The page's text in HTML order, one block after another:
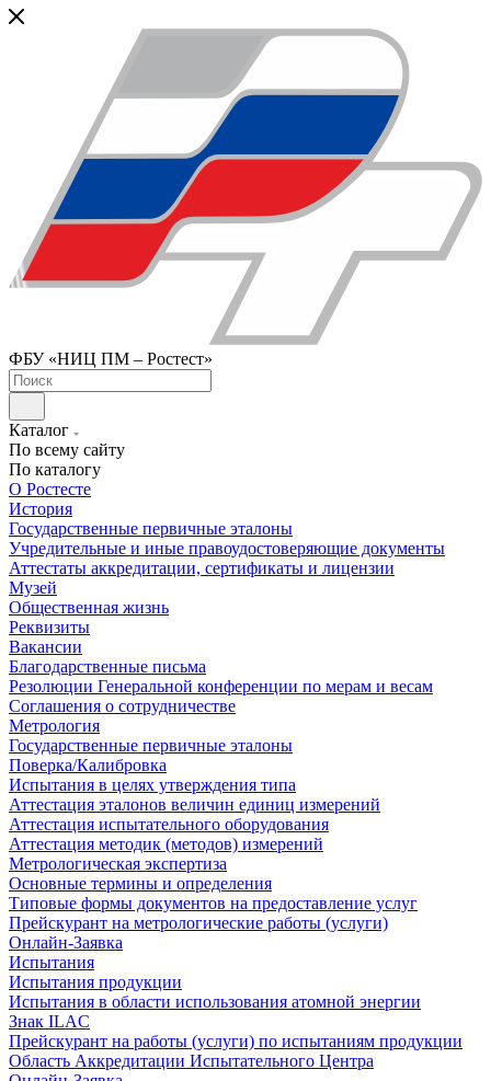
ФБУ «НИЦ ПМ – Ростест»
Каталог
По всему сайту
По каталогу
О Ростесте
История
Государственные первичные эталоны
Учредительные и иные правоудостоверяющие документы
Аттестаты аккредитации, сертификаты и лицензии
Музей
Общественная жизнь
Реквизиты
Вакансии
Благодарственные письма
Резолюции Генеральной конференции по мерам и весам
Соглашения о сотрудничестве
Метрология
Государственные первичные эталоны
Поверка/Калибровка
Испытания в целях утверждения типа
Аттестация эталонов величин единиц измерений
Аттестация испытательного оборудования
Аттестация методик (методов) измерений
Метрологическая экспертиза
Основные термины и определения
Типовые формы документов на предоставление услуг
Прейскурант на метрологические работы (услуги)
Онлайн-Заявка
Испытания
Испытания продукции
Испытания в области использования атомной энергии
Знак ILAC
Прейскурант на работы (услуги) по испытаниям продукции
Область Аккредитации Испытательного Центра